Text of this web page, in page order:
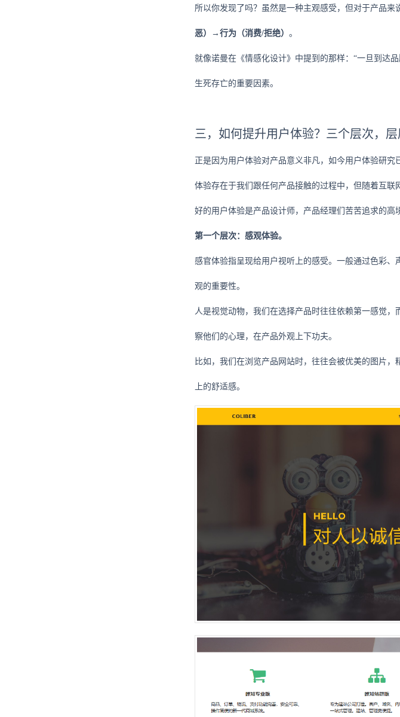
所以你发现了吗？虽然是一种主观感受，但对于产品
恶）→行为（消费/拒绝） 。
就像诺曼在《情感化设计》中提到的那样：“一旦到达
生死存亡的重要因素。
三，如何提升用户体验？三个层次，
正是因为用户体验对产品意义非凡，如今用户体验研
体验存在于我们跟任何产品接触的过程中，但随着互联
好的用户体验是产品设计师，产品经理们苦苦追求的高
第一个层次：感观体验。
感官体验指呈现给用户视听上的感受。一般通过色彩
观的重要性。
人是视觉动物，我们在选择产品时往往依赖第一感觉
察他们的心理，在产品外观上下功夫。
比如，我们在浏览产品网站时，往往会被优美的图片
上的舒适感。